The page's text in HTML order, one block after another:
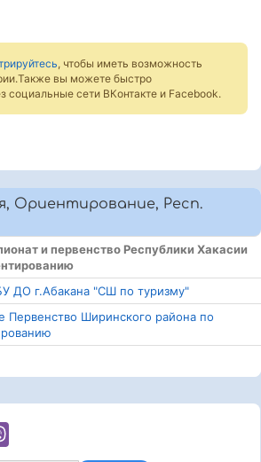
, чтобы иметь возможность
вы можете быстро
социальные сети ВКонтакте и Facebook.
Ориентирование, Респ.
и первенство Республики Хакасии
ДО г.Абакана "СШ по туризму"
Первенство Ширинского района по